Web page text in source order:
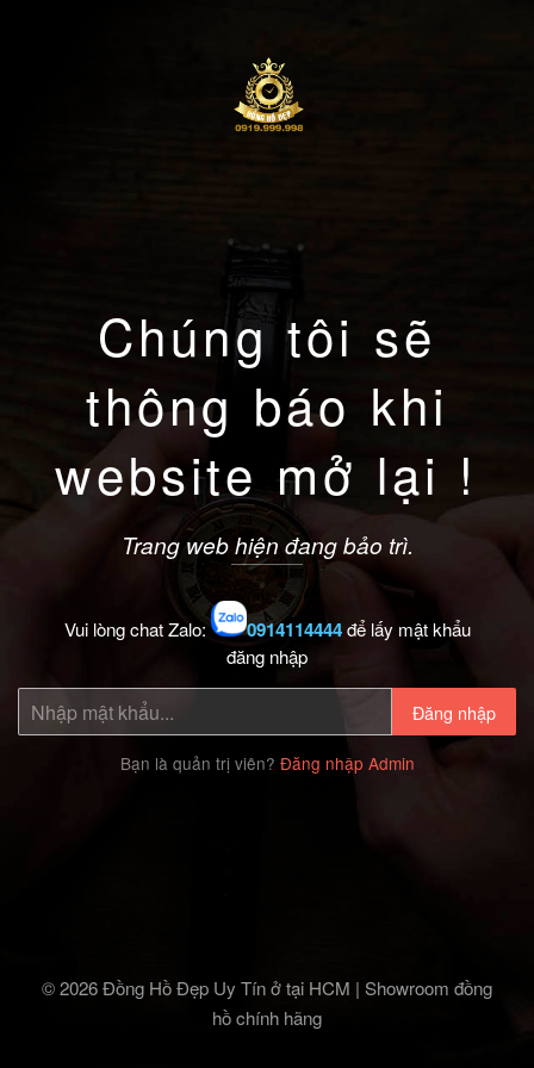
Chúng tôi sẽ
thông báo khi
website mở lại !
Trang web hiện đang bảo trì.
Vui lòng chat Zalo: 0914114444để lấy mật khẩu
đăng nhập
Đăng nhập
Bạn là quản trị viên? Đăng nhập Admin
© 2026 Đồng Hồ Đẹp Uy Tín ở tại HCM | Showroom đồng
hồ chính hãng‎